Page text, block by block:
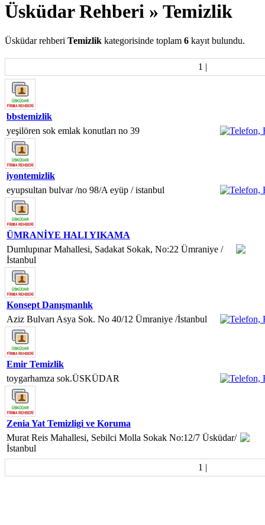
Üsküdar Rehberi » Temizlik
Üsküdar rehberi Temizlik kategorisinde toplam 6 kayıt bulundu.
1 |
bbstemizlik
yeşilören sok emlak konutları no 39
iyontemizlik
eyupsultan bulvar /no 98/A eyüp / istanbul
ÜMRANİYE HALI YIKAMA
Dumlupınar Mahallesi, Sadakat Sokak, No:22 Ümraniye /
İstanbul
Konsept Danışmanlık
Aziz Bulvarı Asya Sok. No 40/12 Ümraniye /İstanbul
Emir Temizlik
toygarhamza sok.ÜSKÜDAR
Zenia Yat Temizligi ve Koruma
Murat Reis Mahallesi, Sebilci Molla Sokak No:12/7 Üsküdar/
İstanbul
1 |